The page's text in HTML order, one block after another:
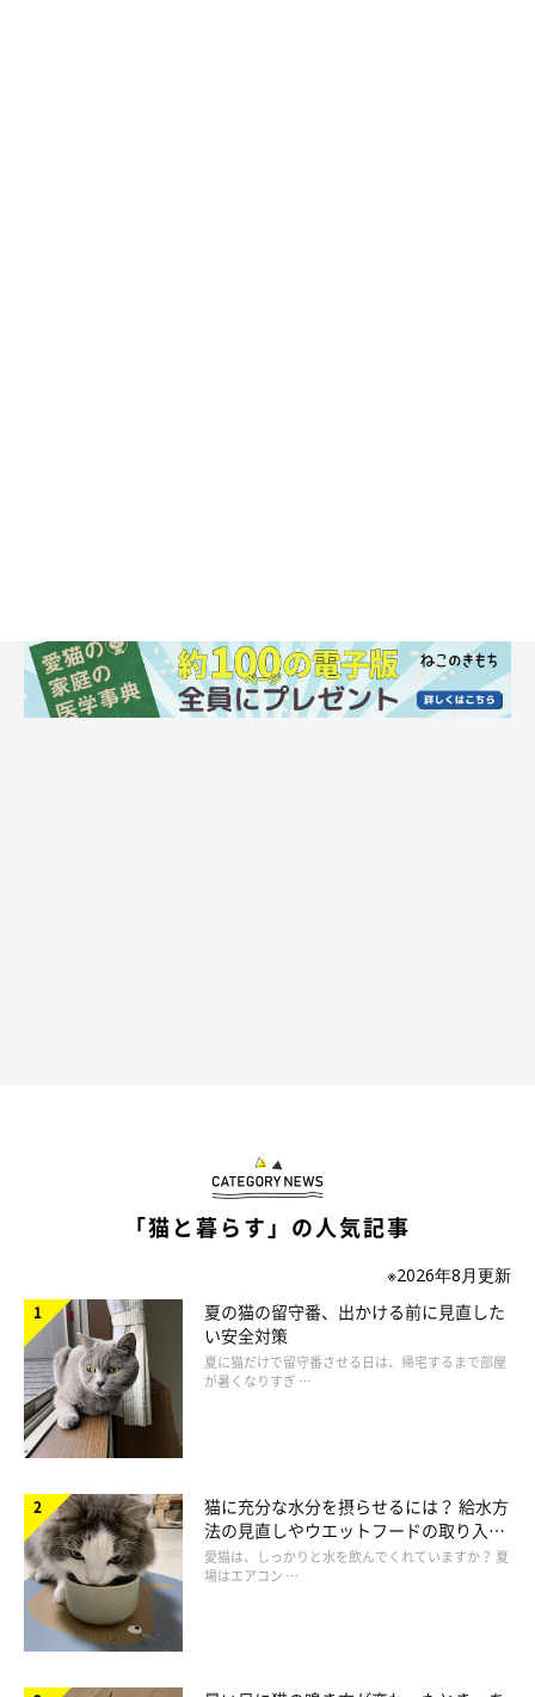
ねこのきもち投稿写真ギャラリー
「飼い猫気分」のときに見られる行動
飼い猫気分は、寝るときや食べるときに表れやすい気分スイッチ
で、人の布団の中でイビキをかきながら眠ったり、すり寄ってき
てごはんのおねだりをしたりと、野生感ゼロの行動をよくしま
す。
「猫と暮らす」の人気記事
※2026年8月更新
夏の猫の留守番、出かける前に見直した
い安全対策
夏に猫だけで留守番させる日は、帰宅するまで部屋
が暑くなりすぎ …
猫に充分な水分を摂らせるには？ 給水方
法の見直しやウエットフードの取り入れ
方を解説
愛猫は、しっかりと水を飲んでくれていますか？ 夏
場はエアコン …